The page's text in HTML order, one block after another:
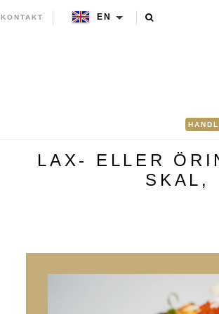
KONTAKT EN
LAX- ELLER
SKAL,